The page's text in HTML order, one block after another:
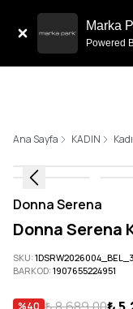
Marka
Powered
Ana Sayfa KADIN
Donna Serena
Donna Serena
SKU:
BARKOD:1907655224951
%40